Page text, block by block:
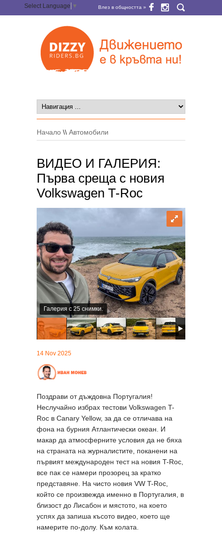
Select Language ▼ Влез в общността »
Начало \\ Автомобили
ВИДЕО И ГАЛЕРИЯ:
Първа среща с новия
Volkswagen T-Roc
Галерия с 25 снимки.
14 Nov 2025
Поздрави от дъждовна Португалия!
Неслучайно избрах тестови Volkswagen T-
Roc в Canary Yellow, за да се отличава на
фона на бурния Атлантически океан. И
макар да атмосферните условия да не бяха
на страната на журналистите, поканени на
първият международен тест на новия T-Roc,
все пак се намери прозорец за кратко
представяне. На чисто новия VW T-Roc,
който се произвежда именно в Португалия, в
близост до Лисабон и мястото, на което
успях да запиша късото видео, което ще
намерите по-долу. Към колата.